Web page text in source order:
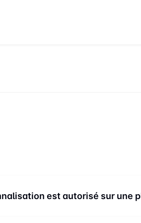
légèrement selon les périodes,
est autorisé sur une